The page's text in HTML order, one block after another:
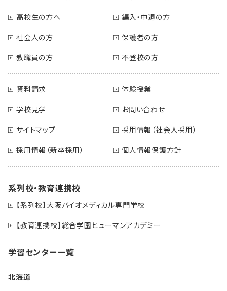
高校生の方へ
編入・中退の方
社会人の方
保護者の方
教職員の方
不登校の方
資料請求
体験授業
学校見学
お問い合わせ
サイトマップ
採用情報（社会人採用）
採用情報（新卒採用）
個人情報保護方針
系列校・教育連携校
【系列校】大阪バイオメディカル専門学校
【教育連携校】総合学園ヒューマンアカデミー
学習センター一覧
北海道